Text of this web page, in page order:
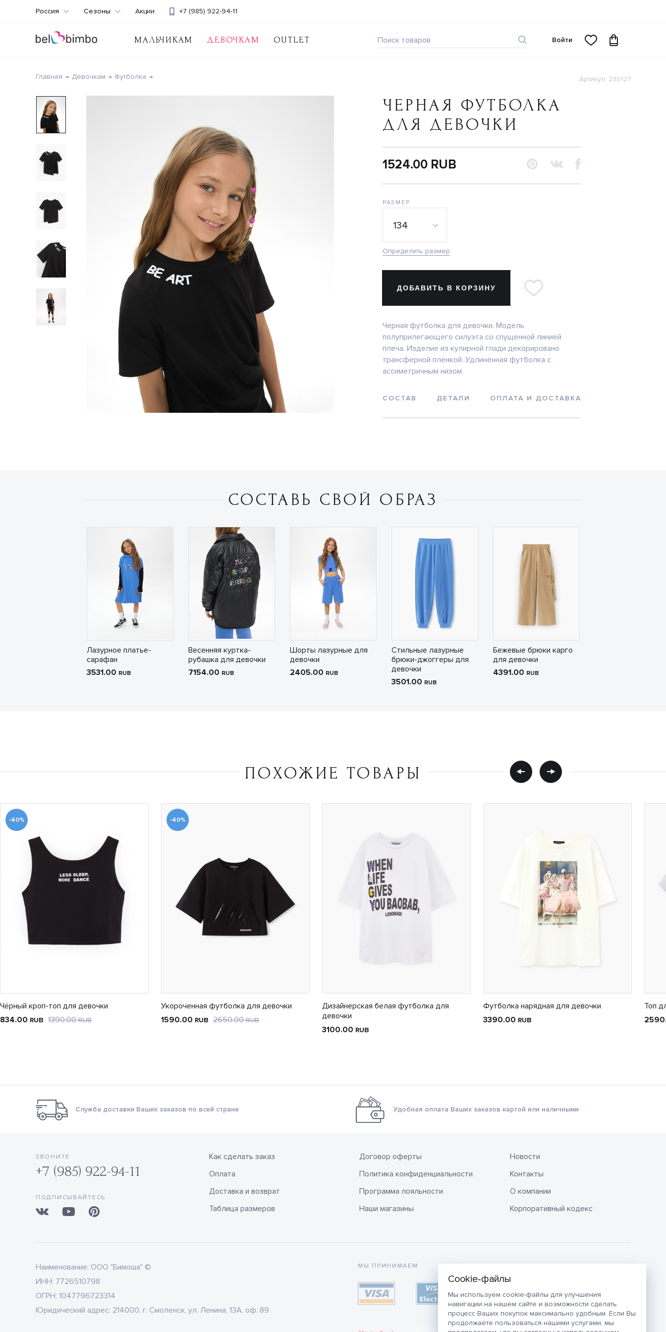
Мы используем cookie-файлы для улучшения
навигации на нашем сайте и возможности сделать
процесс Ваших покупок максимально удобным. Если Вы
продолжаете пользоваться нашими услугами, мы
МАЛЬЧИКАМ ДЕВОЧКАМ OUTLET
+7 (985) 922-94-11
Россия Сезоны Акции
Войти
Главная Девочкам Футболка Артикул: 230127
ЧЕРНАЯ ФУТБОЛКА
ДЛЯ ДЕВОЧКИ
1524.00 RUB
РАЗМЕР
134
Определить размер
ДОБАВИТЬ В КОРЗИНУ
Черная футболка для девочки. Модель
полуприлегающего силуэта со спущенной линией
плеча. Изделие из кулирной глади декорировано
трансферной плёнкой. Удлинённая футболка с
ассиметричным низом.
СОСТАВ ДЕТАЛИ ОПЛАТА И ДОСТАВКА
СОСТАВЬ СВОЙ ОБРАЗ
Лазурное платье-
сарафан
3531.00 RUB
Весенняя куртка-
рубашка для девочки
7154.00 RUB
Шорты лазурные для
девочки
2405.00 RUB
Стильные лазурные
брюки-джоггеры для
девочки
3501.00 RUB
Бежевые брюки карго
для девочки
4391.00 RUB
ПОХОЖИЕ ТОВАРЫ
-40%
Чёрный кроп-топ для девочки
834.00 RUB 1390.00RUB
-40%
Укороченная футболка для девочки
1590.00 RUB 2650.00RUB
Дизайнерская белая футболка для
девочки
3100.00 RUB
Футболка нарядная для девочки
3390.00 RUB
Топ
Служба доставки Ваших заказов по всей стране Удобная оплата Ваших заказов картой или наличными
ЗВОНИТЕ
+7 (985) 922-94-11
ПОДПИСЫВАЙТЕСЬ
Как сделать заказ
Оплата
Доставка и возврат
Таблица размеров
Договор оферты
Политика конфиденциальности
Программа лояльности
Наши магазины
Новости
Контакты
О компании
Корпоративный кодекс
Наименование: ООО "Бимоша" ©
ИНН: 7726510798
ОГРН: 1047796723314
Юридический адрес: 214000, г. Смоленск, ул. Ленина, 13А, оф. 89
МЫ ПРИНИМАЕМ